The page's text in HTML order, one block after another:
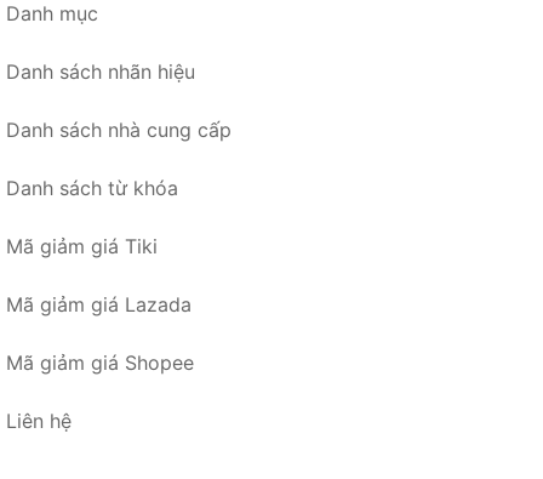
Danh mục
Danh sách nhãn hiệu
Danh sách nhà cung cấp
Danh sách từ khóa
Mã giảm giá Tiki
Mã giảm giá Lazada
Mã giảm giá Shopee
Liên hệ